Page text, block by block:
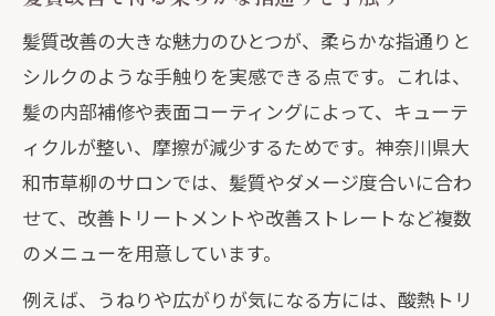
髪質改善の大きな魅力のひとつが、柔らかな指通りと
シルクのような手触りを実感できる点です。これは、
髪の内部補修や表面コーティングによって、キューテ
ィクルが整い、摩擦が減少するためです。神奈川県大
和市草柳のサロンでは、髪質やダメージ度合いに合わ
せて、改善トリートメントや改善ストレートなど複数
のメニューを用意しています。
例えば、うねりや広がりが気になる方には、酸熱トリ